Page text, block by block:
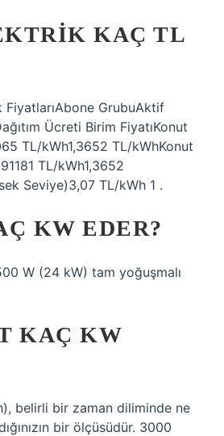
KAÇ TL
GrubuAktif
Ücreti Birim FiyatıKonut
TL/kWh1,3652 TL/kWhKonut
TL/kWh1,3652
Seviye)3,07 TL/kWh 1 .
KW EDER?
W (24 kW) tam yoğuşmalı
KAÇ KW
belirli bir zaman diliminde ne
bir ölçüsüdür. 3000